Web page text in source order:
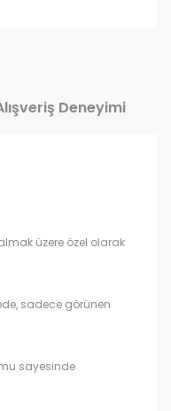
Deneyimi
üzere özel olarak
sadece görünen
sayesinde